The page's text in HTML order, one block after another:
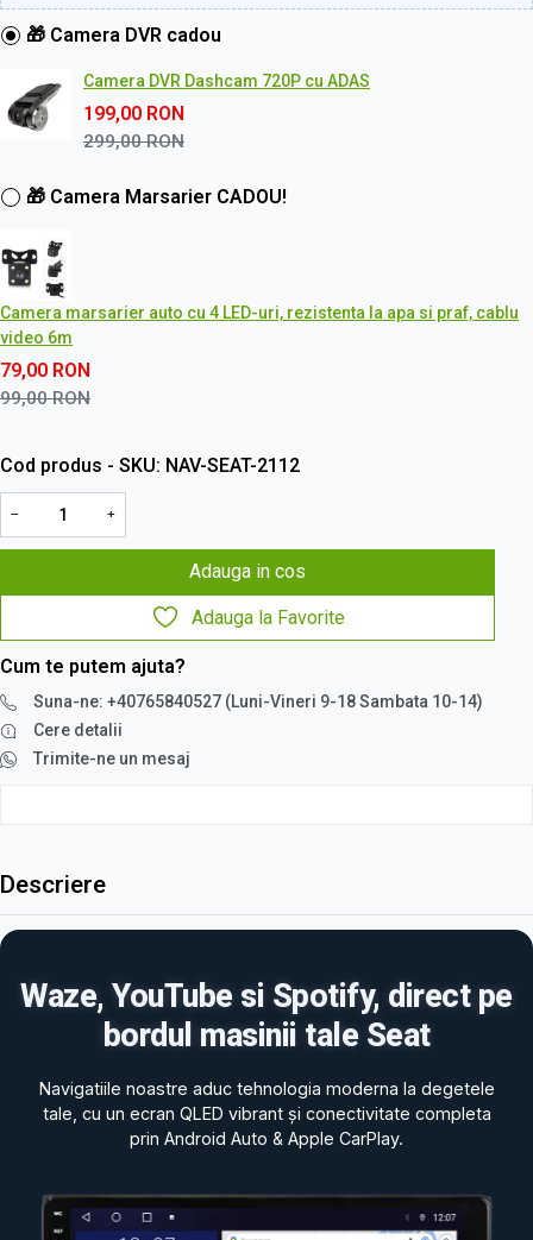
🎁 Camera DVR cadou
Camera DVR Dashcam 720P cu ADAS
199,00 RON
299,00RON
🎁 Camera Marsarier CADOU!
Camera marsarier auto cu 4 LED-uri, rezistenta la apa si praf, cablu
video 6m
79,00 RON
99,00RON
Cod produs - SKU NAV-SEAT-2112
− +
Adauga in cos
Adauga la Favorite
Cum te putem ajuta?
Suna-ne: +40765840527 (Luni-Vineri 9-18 Sambata 10-14)
Cere detalii
Trimite-ne un mesaj
Descriere
Waze, YouTube si Spotify, direct pe
bordul masinii tale Seat
Navigatiile noastre aduc tehnologia moderna la degetele
tale, cu un ecran QLED vibrant și conectivitate completa
prin Android Auto & Apple CarPlay.